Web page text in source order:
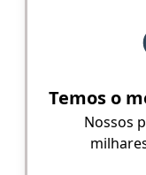
Temos o
Nossos